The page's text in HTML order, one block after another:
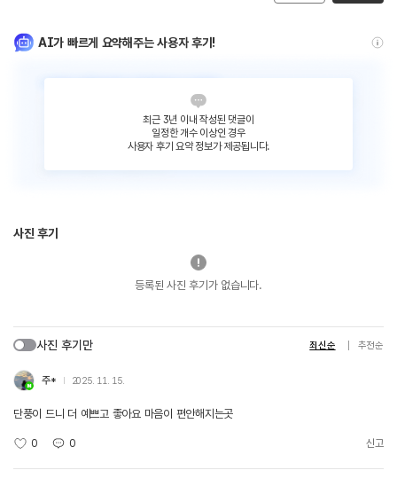
AI가 빠르게 요약해주는 사용자 후기!
최근 3년 이내 작성된 댓글이
일정한 개수 이상인 경우
사용자 후기 요약 정보가 제공됩니다.
사진 후기
등록된 사진 후기가 없습니다.
사진 후기만 최신순 추천순
주* 2025. 11. 15.
단풍이 드니 더 예쁘고 좋아요 마음이 편안해지는곳
0 0 신고